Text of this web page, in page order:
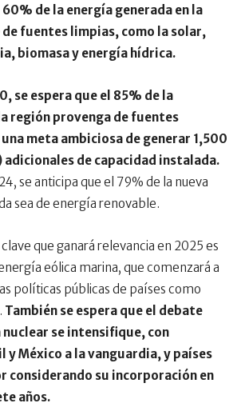
de la energía generada en la
fuentes limpias, como la solar,
biomasa y energía hídrica.
se espera que el 85% de la
región provenga de fuentes
meta ambiciosa de generar 1,500
adicionales de capacidad instalada.
se anticipa que el 79% de la nueva
sea de energía renovable.
que ganará relevancia en 2025 es
eólica marina, que comenzará a
políticas públicas de países como
También se espera que el debate
nuclear se intensifique, con
y México a la vanguardia, y países
considerando su incorporación en
años.